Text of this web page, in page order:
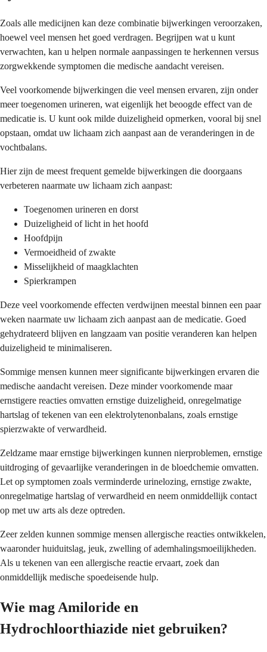
Zoals alle medicijnen kan deze combinatie bijwerkingen veroorzaken,
hoewel veel mensen het goed verdragen. Begrijpen wat u kunt
verwachten, kan u helpen normale aanpassingen te herkennen versus
zorgwekkende symptomen die medische aandacht vereisen.
Veel voorkomende bijwerkingen die veel mensen ervaren, zijn onder
meer toegenomen urineren, wat eigenlijk het beoogde effect van de
medicatie is. U kunt ook milde duizeligheid opmerken, vooral bij snel
opstaan, omdat uw lichaam zich aanpast aan de veranderingen in de
vochtbalans.
Hier zijn de meest frequent gemelde bijwerkingen die doorgaans
verbeteren naarmate uw lichaam zich aanpast:
Toegenomen urineren en dorst
Duizeligheid of licht in het hoofd
Hoofdpijn
Vermoeidheid of zwakte
Misselijkheid of maagklachten
Spierkrampen
Deze veel voorkomende effecten verdwijnen meestal binnen een paar
weken naarmate uw lichaam zich aanpast aan de medicatie. Goed
gehydrateerd blijven en langzaam van positie veranderen kan helpen
duizeligheid te minimaliseren.
Sommige mensen kunnen meer significante bijwerkingen ervaren die
medische aandacht vereisen. Deze minder voorkomende maar
ernstigere reacties omvatten ernstige duizeligheid, onregelmatige
hartslag of tekenen van een elektrolytenonbalans, zoals ernstige
spierzwakte of verwardheid.
Zeldzame maar ernstige bijwerkingen kunnen nierproblemen, ernstige
uitdroging of gevaarlijke veranderingen in de bloedchemie omvatten.
Let op symptomen zoals verminderde urinelozing, ernstige zwakte,
onregelmatige hartslag of verwardheid en neem onmiddellijk contact
op met uw arts als deze optreden.
Zeer zelden kunnen sommige mensen allergische reacties ontwikkelen,
waaronder huiduitslag, jeuk, zwelling of ademhalingsmoeilijkheden.
Als u tekenen van een allergische reactie ervaart, zoek dan
onmiddellijk medische spoedeisende hulp.
Wie mag Amiloride en
Hydrochloorthiazide niet gebruiken?